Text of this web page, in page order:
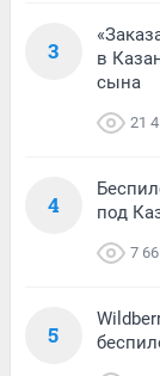
3
в
сына
21
4
под
7
5